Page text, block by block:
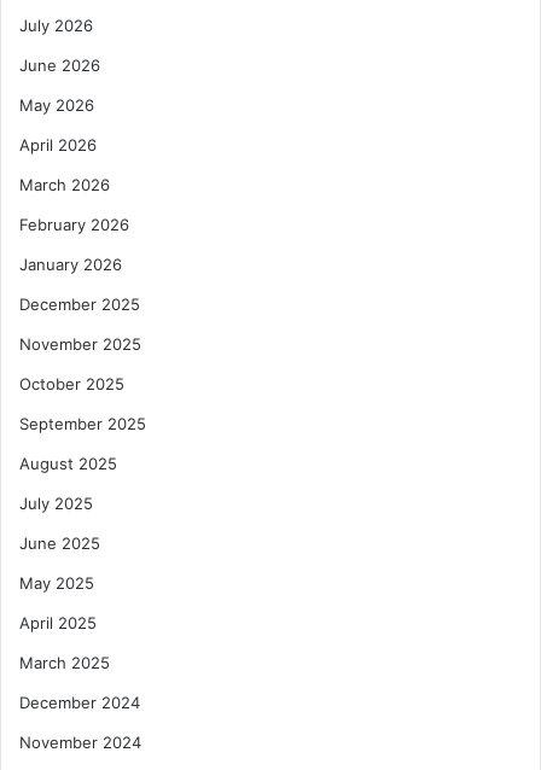
July 2026
June 2026
May 2026
April 2026
March 2026
February 2026
January 2026
December 2025
November 2025
October 2025
September 2025
August 2025
July 2025
June 2025
May 2025
April 2025
March 2025
December 2024
November 2024